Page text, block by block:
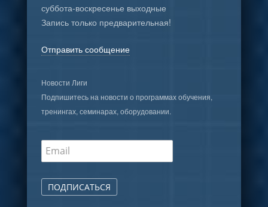
суббота-воскресенье выходные
Запись только предварительная!
Отправить сообщение
Новости Лиги
Подпишитесь на новости о программах обучения,
тренингах, семинарах, оборудовании.
ПОДПИСАТЬСЯ